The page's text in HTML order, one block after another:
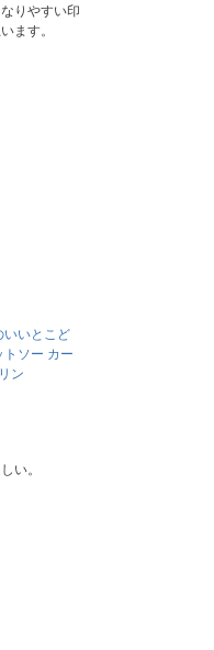
りやすい印
ます。
いいとこど
トソー カー
ン
い。